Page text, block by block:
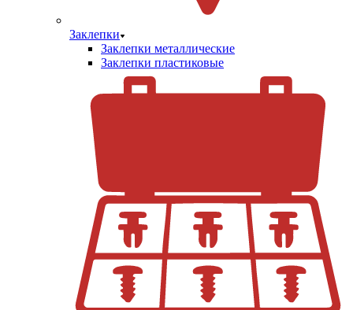
Заклепки
Заклепки металлические
Заклепки пластиковые